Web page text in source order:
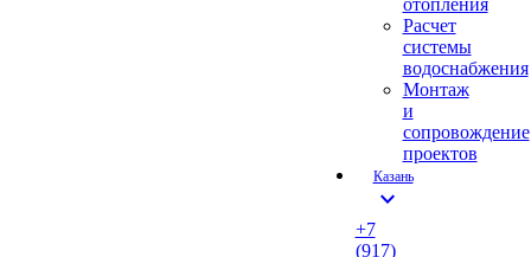
отопления
Расчет
системы
водоснабжения
Монтаж
и
сопровождение
проектов
Казань
expand_more
+7
(917)